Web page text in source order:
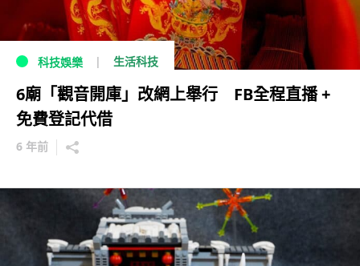
科技娛樂 生活科技
6廟「觀音開庫」改網上舉行 FB全程直播 +
免費登記代借
6 年前